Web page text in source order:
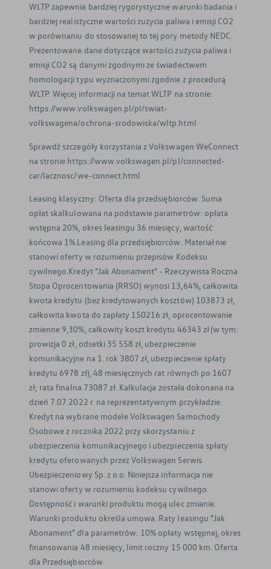
LinkedIn
Facebook
Instagram
WLTP zapewnia bardziej rygorystyczne warunki badania i
bardziej realistyczne wartości zużycia paliwa i emisji CO2
w porównaniu do stosowanej to tej pory metody NEDC.
Prezentowane dane dotyczące wartości zużycia paliwa i
emisji CO2 są danymi zgodnymi ze świadectwem
homologacji typu wyznaczonymi zgodnie z procedurą
WLTP. Więcej informacji na temat WLTP na stronie:
https://www.volkswagen.pl/pl/swiat-
volkswagena/ochrona-srodowiska/wltp.html
Sprawdź szczegóły korzystania z Volkswagen WeConnect
na stronie https://www.volkswagen.pl/pl/connected-
car/lacznosc/we-connect.html
Leasing klasyczny: Oferta dla przedsiębiorców. Suma
opłat skalkulowana na podstawie parametrów: opłata
wstępna 20%, okres leasingu 36 miesięcy, wartość
końcowa 1%.Leasing dla przedsiębiorców. Materiał nie
stanowi oferty w rozumieniu przepisów Kodeksu
cywilnego.Kredyt "Jak Abonament" - Rzeczywista Roczna
Stopa Oprocentowania (RRSO) wynosi 13,64%, całkowita
kwota kredytu (bez kredytowanych kosztów) 103873 zł,
całkowita kwota do zapłaty 150216 zł, oprocentowanie
zmienne 9,30%, całkowity koszt kredytu 46343 zł (w tym:
prowizja 0 zł, odsetki 35 558 zł, ubezpieczenie
komunikacyjne na 1. rok 3807 zł, ubezpieczenie spłaty
kredytu 6978 zł), 48 miesięcznych rat równych po 1607
zł; rata finalna 73087 zł. Kalkulacja została dokonana na
dzień 7.07.2022 r. na reprezentatywnym przykładzie.
Kredyt na wybrane modele Volkswagen Samochody
Osobowe z rocznika 2022 przy skorzystaniu z
ubezpieczenia komunikacyjnego i ubezpieczenia spłaty
kredytu oferowanych przez Volkswagen Serwis
Ubezpieczeniowy Sp. z o.o. Niniejsza informacja nie
stanowi oferty w rozumieniu kodeksu cywilnego.
Dostępność i warunki produktu mogą ulec zmianie.
Warunki produktu określa umowa. Raty leasingu "Jak
Abonament" dla parametrów: 10% opłaty wstępnej, okres
finansowania 48 miesięcy, limit roczny 15 000 km. Oferta
dla Przedsiębiorców.